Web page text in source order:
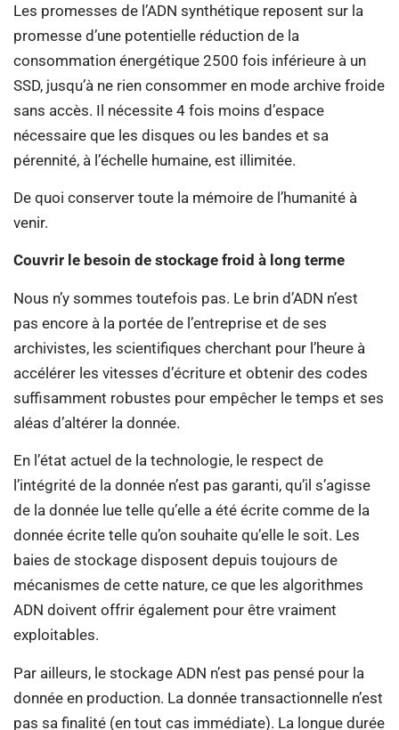
Les promesses de l’ADN synthétique reposent sur la
promesse d’une potentielle réduction de la
consommation énergétique 2500 fois inférieure à un
SSD, jusqu’à ne rien consommer en mode archive froide
sans accès. Il nécessite 4 fois moins d’espace
nécessaire que les disques ou les bandes et sa
pérennité, à l’échelle humaine, est illimitée.
De quoi conserver toute la mémoire de l’humanité à
venir.
Couvrir le besoin de stockage froid à long terme
Nous n’y sommes toutefois pas. Le brin d’ADN n’est
pas encore à la portée de l’entreprise et de ses
archivistes, les scientifiques cherchant pour l’heure à
accélérer les vitesses d’écriture et obtenir des codes
suffisamment robustes pour empêcher le temps et ses
aléas d’altérer la donnée.
En l’état actuel de la technologie, le respect de
l’intégrité de la donnée n’est pas garanti, qu’il s’agisse
de la donnée lue telle qu’elle a été écrite comme de la
donnée écrite telle qu’on souhaite qu’elle le soit. Les
baies de stockage disposent depuis toujours de
mécanismes de cette nature, ce que les algorithmes
ADN doivent offrir également pour être vraiment
exploitables.
Par ailleurs, le stockage ADN n’est pas pensé pour la
donnée en production. La donnée transactionnelle n’est
pas sa finalité (en tout cas immédiate). La longue durée